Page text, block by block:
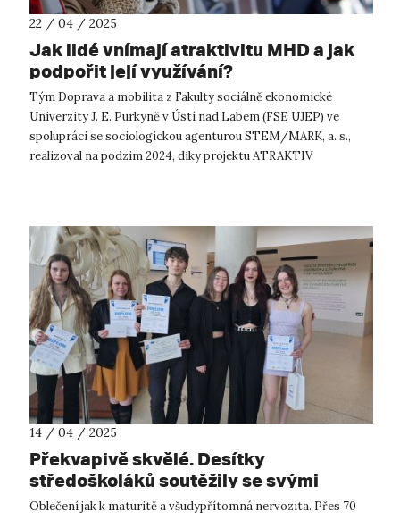
22 / 04 / 2025
Jak lidé vnímají atraktivitu MHD a jak
podpořit její využívání?
Tým Doprava a mobilita z Fakulty sociálně ekonomické
Univerzity J. E. Purkyně v Ústí nad Labem (FSE UJEP) ve
spolupráci se sociologickou agenturou STEM/MARK, a. s.,
realizoval na podzim 2024, díky projektu ATRAKTIV
14 / 04 / 2025
Překvapivě skvělé. Desítky
středoškoláků soutěžily se svými
projekty o ceny
Oblečení jak k maturitě a všudypřítomná nervozita. Přes 70